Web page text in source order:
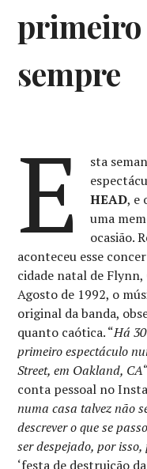
primeiro
sempre
E
sta
HEAD, e
uma
ocasião.
aconteceu esse
cidade natal de
Agosto de 1992, o
original da banda,
quanto caótica. “Há
primeiro espectáculo
Street, em Oakland, CA
conta pessoal no
numa casa talvez não
descrever o que se
ser despejado, por
‘festa de destruição